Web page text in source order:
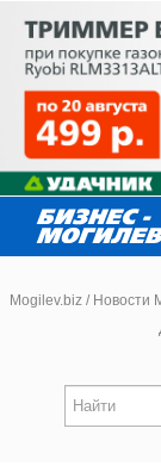
Новости
Mogilev.biz / Новости